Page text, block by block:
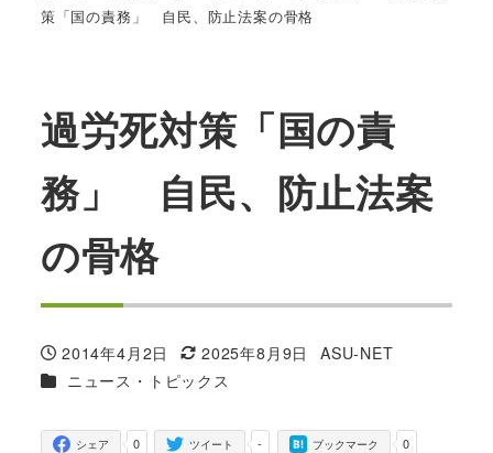
策「国の責務」 自民、防止法案の骨格
過労死対策「国の責
務」 自民、防止法案
の骨格
投稿日
2014年4月2日
更新日
2025年8月9日
著
ASU-NET
カテゴリー
ニュース・トピックス
0
シェア -
ツイート 0
ブックマーク